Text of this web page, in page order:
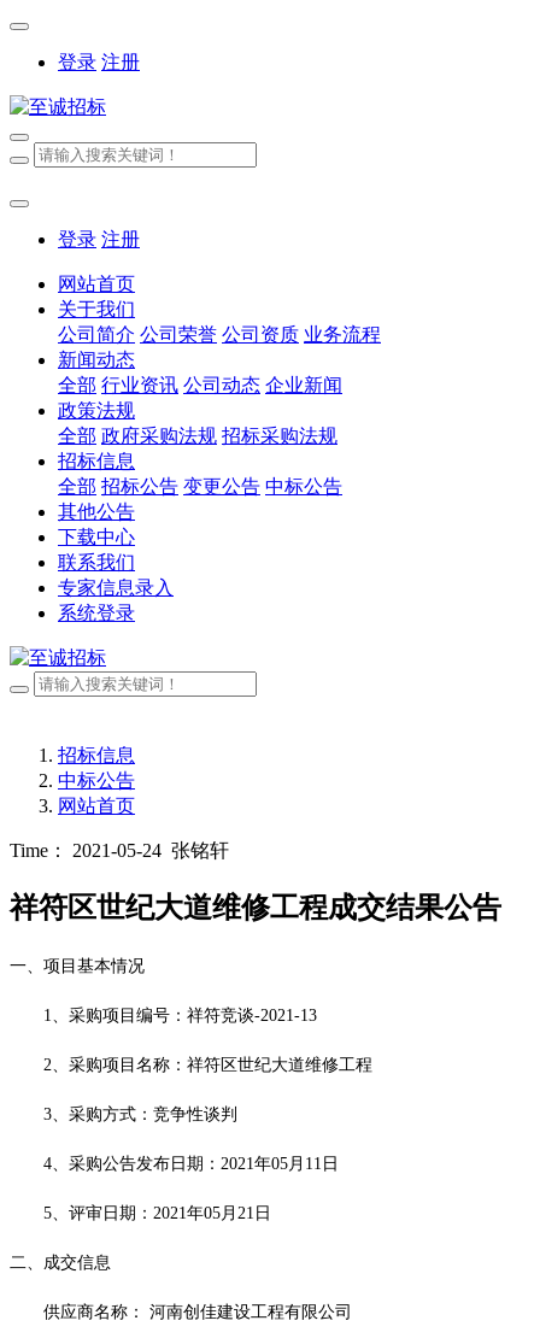
登录 注册
登录 注册
网站首页
关于我们
公司简介 公司荣誉 公司资质 业务流程
新闻动态
全部 行业资讯 公司动态 企业新闻
政策法规
全部 政府采购法规 招标采购法规
招标信息
全部 招标公告 变更公告 中标公告
其他公告
下载中心
联系我们
专家信息录入
系统登录
招标信息
中标公告
网站首页
Time： 2021-05-24 张铭轩
祥符区世纪大道维修工程成交结果公告
一、 项目基本情况
1、采购项目编号：祥符竞谈-2021-13
2、采购项目名称： 祥符区世纪大道维修工程
3、 采购方式：竞争性谈判
4、采购公告发布日期： 2021年05月 11 日
5、 评审日期： 2021年05月 21 日
二、成交信息
供应商名称： 河南创佳建设工程有限公司